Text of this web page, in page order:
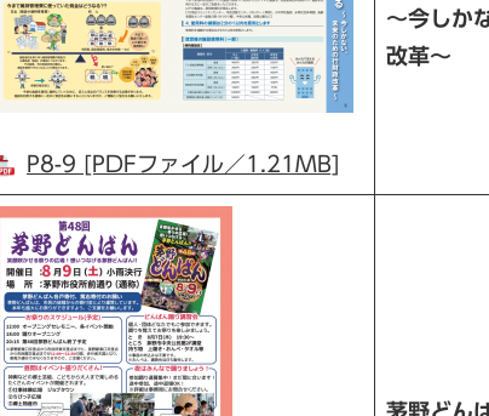
P8-9 [PDFファイル／1.21MB]
～今しか
改革～